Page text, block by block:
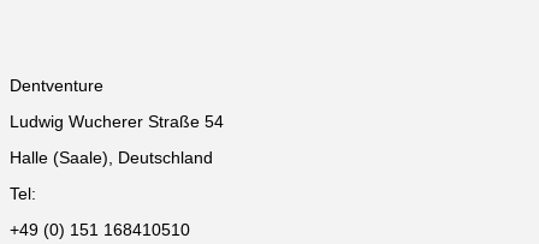
Dentventure
Ludwig Wucherer Straße 54
Halle (Saale), Deutschland
Tel:
+49 (0) 151 168410510